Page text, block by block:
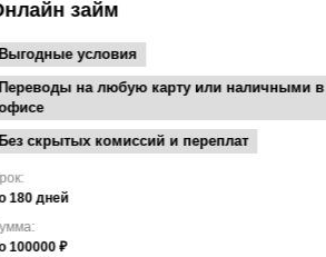
займ
Выгодные условия
Переводы на любую карту или наличными в
Без скрытых комиссий и переплат
180 дней
100000 ₽